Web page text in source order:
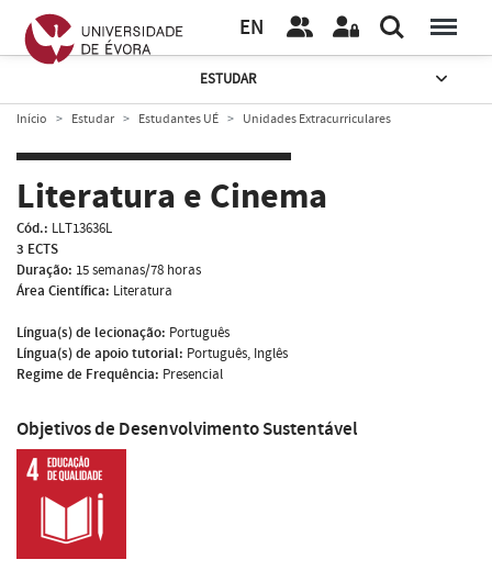
EN
ESTUDAR
Início Estudar Estudantes UÉ Unidades Extracurriculares
Literatura e Cinema
Cód.: LLT13636L
3 ECTS
Duração: 15 semanas/78 horas
Área Científica: Literatura
Língua(s) de lecionação: Português
Língua(s) de apoio tutorial: Português, Inglês
Regime de Frequência: Presencial
Objetivos de Desenvolvimento Sustentável